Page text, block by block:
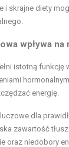
i skrajne diety
wpływa na
istotną funkcję
energię.
dla
zawartość
oraz niedobory